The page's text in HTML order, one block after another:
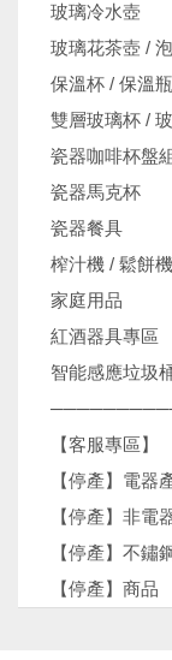
玻璃冷水壺
玻璃花茶壺 /
保溫杯 / 保溫
雙層玻璃杯 /
瓷器咖啡杯盤
瓷器馬克杯
瓷器餐具
榨汁機 / 鬆餅機
家庭用品
紅酒器具專區
智能感應垃圾
【客服專區】
【停產】電器
【停產】非電
【停產】不鏽
【停產】商品